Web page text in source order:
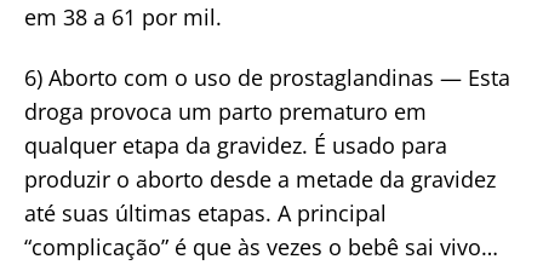
em 38 a 61 por mil.
6) Aborto com o uso de prostaglandinas — Esta
droga provoca um parto prematuro em
qualquer etapa da gravidez. É usado para
produzir o aborto desde a metade da gravidez
até suas últimas etapas. A principal
“complicação” é que às vezes o bebê sai vivo…